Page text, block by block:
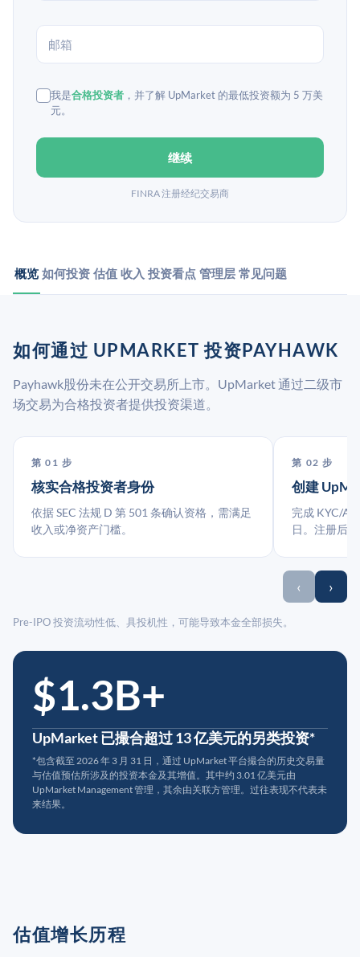
我是合格投资者 ，并了解 UpMarket 的最低投资额为 5 万美
元。
继续
FINRA 注册经纪交易商
概览 如何投资 估值 收入 投资看点 管理层 常见问题
如何通过 UPMARKET 投资PAYHAWK
Payhawk股份未在公开交易所上市。UpMarket 通过二级市
场交易为合格投资者提供投资渠道。
第 01 步
核实合格投资者身份
依据 SEC 法规 D 第 501 条确认资格，需满足
收入或净资产门槛。
第 02 步
创建
完成 KYC/
日。注册后
‹ ›
Pre-IPO 投资流动性低、具投机性，可能导致本金全部损失。
$1.3B+
UpMarket 已撮合超过 13 亿美元的另类投资*
*包含截至 2026 年 3 月 31 日，通过 UpMarket 平台撮合的历史交易量
与估值预估所涉及的投资本金及其增值。其中约 3.01 亿美元由
UpMarket Management 管理，其余由关联方管理。过往表现不代表未
来结果。
估值增长历程